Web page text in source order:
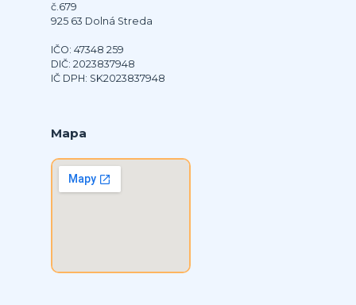
č.679
925 63 Dolná Streda
IČO: 47348 259
DIČ: 2023837948
IČ DPH: SK2023837948
Mapa